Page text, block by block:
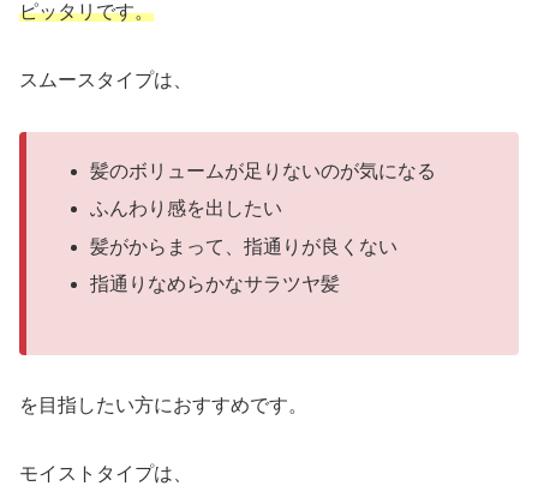
ピッタリです。
スムースタイプは、
髪のボリュームが足りないのが気になる
ふんわり感を出したい
髪がからまって、指通りが良くない
指通りなめらかなサラツヤ髪
を目指したい方におすすめです。
モイストタイプは、